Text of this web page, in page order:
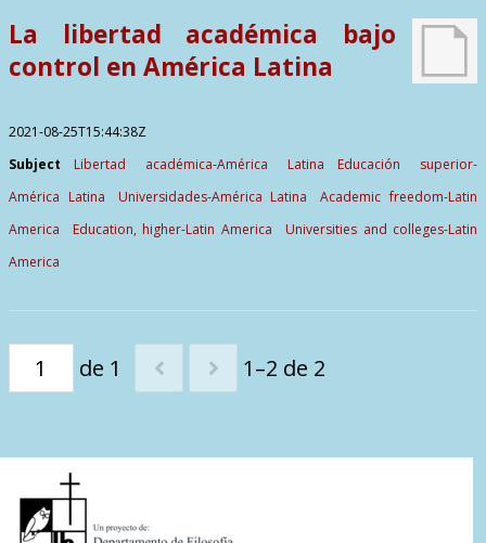
La libertad académica bajo
control en América Latina
2021-08-25T15:44:38Z
Subject
Libertad académica-América Latina
Educación superior-
América Latina
Universidades-América Latina
Academic freedom-Latin
America
Education, higher-Latin America
Universities and colleges-Latin
America
de 1 1–2 de 2